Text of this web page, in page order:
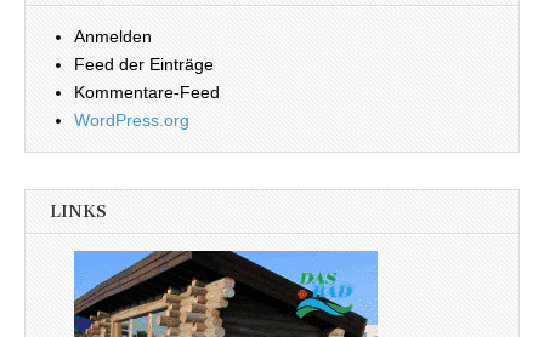
Anmelden
Feed der Einträge
Kommentare-Feed
WordPress.org
LINKS